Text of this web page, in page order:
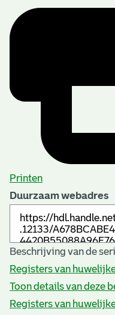
Printen
Duurzaam webadres
Beschrijving van de
Registers van
Toon details van deze
Registers van